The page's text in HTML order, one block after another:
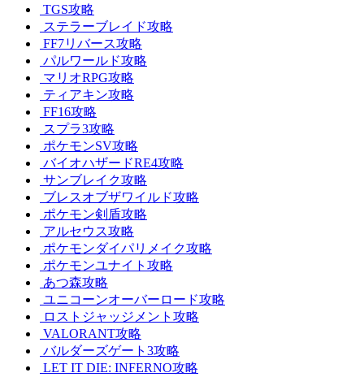
TGS攻略
ステラーブレイド攻略
FF7リバース攻略
パルワールド攻略
マリオRPG攻略
ティアキン攻略
FF16攻略
スプラ3攻略
ポケモンSV攻略
バイオハザードRE4攻略
サンブレイク攻略
ブレスオブザワイルド攻略
ポケモン剣盾攻略
アルセウス攻略
ポケモンダイパリメイク攻略
ポケモンユナイト攻略
あつ森攻略
ユニコーンオーバーロード攻略
ロストジャッジメント攻略
VALORANT攻略
バルダーズゲート3攻略
LET IT DIE: INFERNO攻略